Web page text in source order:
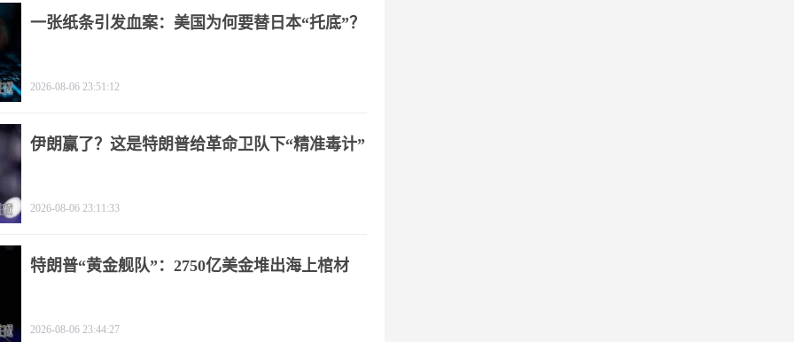
一张纸条引发血案：美国为何要替日本“托底”？
2026-08-06 23:51:12
伊朗赢了？这是特朗普给革命卫队下“精准毒计”
2026-08-06 23:11:33
特朗普“黄金舰队”：2750亿美金堆出海上棺材
2026-08-06 23:44:27